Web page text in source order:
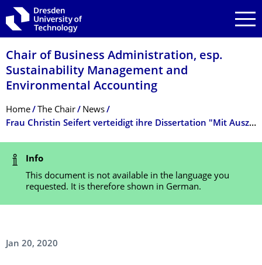
Skip to main navigation
Skip to search
Skip to content
Chair of Business Administration, esp.
Sustainability Management and
Environmental Accounting
Breadcrumb Menu
Home The Chair
News
Frau Christin Seifert verteidigt ihre Dissertation "Mit Auszeichnung"
Status Message
Info
This document is not available in the language you
requested. It is therefore shown in German.
Jan 20, 2020